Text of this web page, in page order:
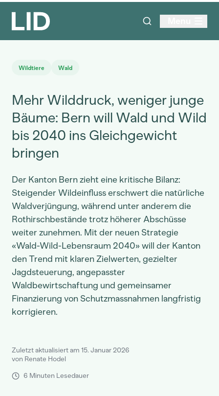
Wildtiere Wald
Mehr Wilddruck, weniger junge
Bäume: Bern will Wald und Wild
bis 2040 ins Gleichgewicht
bringen
Der Kanton Bern zieht eine kritische Bilanz:
Steigender Wildeinfluss erschwert die natürliche
Waldverjüngung, während unter anderem die
Rothirschbestände trotz höherer Abschüsse
weiter zunehmen. Mit der neuen Strategie
«Wald-Wild-Lebensraum 2040» will der Kanton
den Trend mit klaren Zielwerten, gezielter
Jagdsteuerung, angepasster
Waldbewirtschaftung und gemeinsamer
Finanzierung von Schutzmassnahmen langfristig
korrigieren.
Zuletzt aktualisiert am 15. Januar 2026
von Renate Hodel
6 Minuten Lesedauer